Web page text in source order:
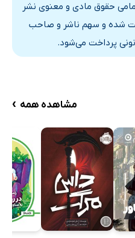
حقوق مادی و معنوی نشر
شده و سهم ناشر و صاحب
پرداخت می‌شود.
مشاهده همه ›